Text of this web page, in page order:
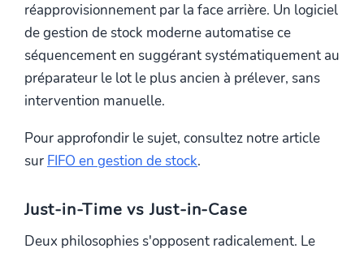
réapprovisionnement par la face arrière. Un logiciel
de gestion de stock moderne automatise ce
séquencement en suggérant systématiquement au
préparateur le lot le plus ancien à prélever, sans
intervention manuelle.
Pour approfondir le sujet, consultez notre article
sur FIFO en gestion de stock.
Just-in-Time vs Just-in-Case
Deux philosophies s'opposent radicalement. Le